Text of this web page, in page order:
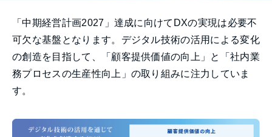
「中期経営計画2027」達成に向けてDXの実現は必要不
可欠な基盤となります。デジタル技術の活用による変化
の創造を目指して、「顧客提供価値の向上」と「社内業
務プロセスの生産性向上」の取り組みに注力していま
す。